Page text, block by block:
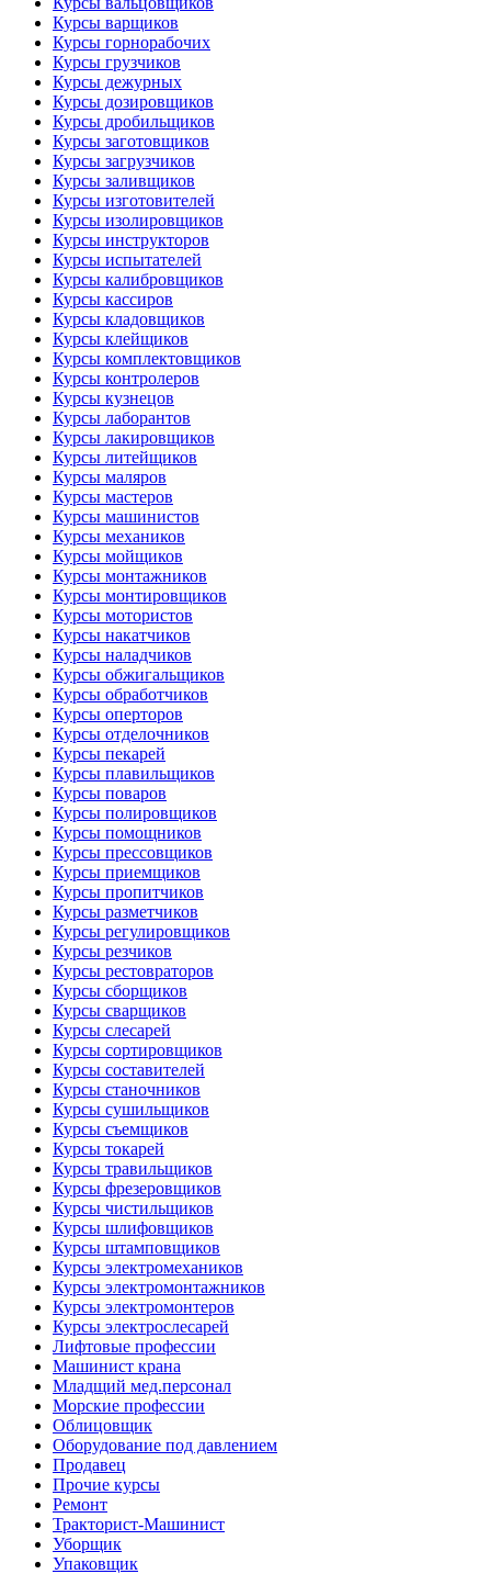
Курсы варщиков
Курсы горнорабочих
Курсы грузчиков
Курсы дежурных
Курсы дозировщиков
Курсы дробильщиков
Курсы заготовщиков
Курсы загрузчиков
Курсы заливщиков
Курсы изготовителей
Курсы изолировщиков
Курсы инструкторов
Курсы испытателей
Курсы калибровщиков
Курсы кассиров
Курсы кладовщиков
Курсы клейщиков
Курсы комплектовщиков
Курсы контролеров
Курсы кузнецов
Курсы лаборантов
Курсы лакировщиков
Курсы литейщиков
Курсы маляров
Курсы мастеров
Курсы машинистов
Курсы механиков
Курсы мойщиков
Курсы монтажников
Курсы монтировщиков
Курсы мотористов
Курсы накатчиков
Курсы наладчиков
Курсы обжигальщиков
Курсы обработчиков
Курсы оперторов
Курсы отделочников
Курсы пекарей
Курсы плавильщиков
Курсы поваров
Курсы полировщиков
Курсы помощников
Курсы прессовщиков
Курсы приемщиков
Курсы пропитчиков
Курсы разметчиков
Курсы регулировщиков
Курсы резчиков
Курсы рестовраторов
Курсы сборщиков
Курсы сварщиков
Курсы слесарей
Курсы сортировщиков
Курсы составителей
Курсы станочников
Курсы сушильщиков
Курсы съемщиков
Курсы токарей
Курсы травильщиков
Курсы фрезеровщиков
Курсы чистильщиков
Курсы шлифовщиков
Курсы штамповщиков
Курсы электромехаников
Курсы электромонтажников
Курсы электромонтеров
Курсы электрослесарей
Лифтовые профессии
Машинист крана
Младщий мед.персонал
Морские профессии
Облицовщик
Оборудование под давлением
Продавец
Прочие курсы
Ремонт
Тракторист-Машинист
Уборщик
Упаковщик